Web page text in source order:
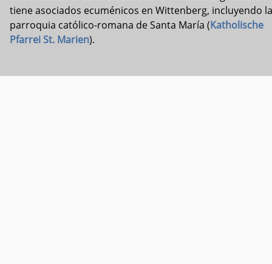
tiene asociados ecuménicos en Wittenberg, incluyendo la
parroquia católico-romana de Santa María (Katholische
Pfarrei St. Marien).